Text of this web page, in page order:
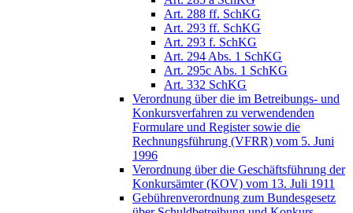
Art. 288 ff. SchKG
Art. 293 ff. SchKG
Art. 293 f. SchKG
Art. 294 Abs. 1 SchKG
Art. 295c Abs. 1 SchKG
Art. 332 SchKG
Verordnung über die im Betreibungs- und
Konkursverfahren zu verwendenden
Formulare und Register sowie die
Rechnungsführung (VFRR) vom 5. Juni
1996
Verordnung über die Geschäftsführung der
Konkursämter (KOV) vom 13. Juli 1911
Gebührenverordnung zum Bundesgesetz